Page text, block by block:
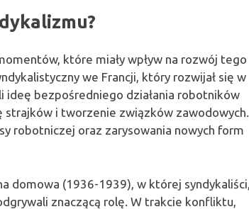
które miały wpływ na rozwój tego
we Francji, który rozwijał się w
ideę bezpośredniego działania robotników
i tworzenie związków zawodowych.
robotniczej oraz zarysowania nowych form
domowa (1936-1939), w której syndykaliści,
znaczącą rolę. W trakcie konfliktu,